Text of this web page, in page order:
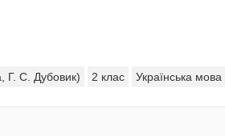
Г. С. Дубовик) 2 клас Українська мова